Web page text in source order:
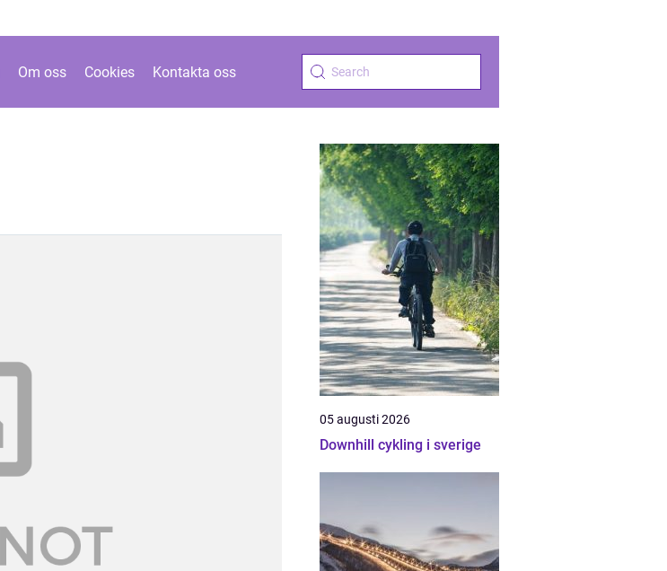
Om oss Cookies Kontakta oss
05 augusti 2026
Downhill cykling i sverige